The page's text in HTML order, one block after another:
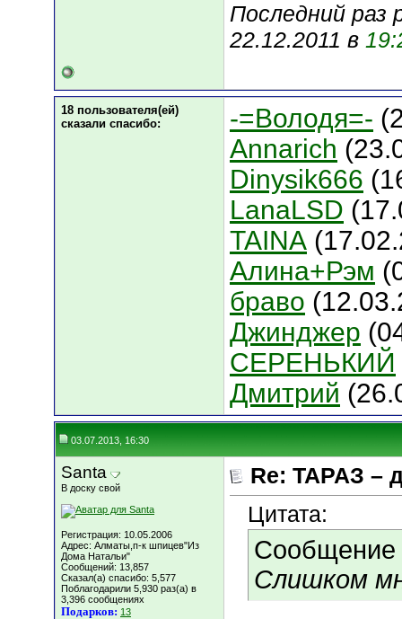
Последний раз
22.12.2011 в
18 пользователя(ей)
сказали cпасибо:
-=Володя=-
Annarich
Dinysik666
LanaLSD
TAINA
Алина+Рэм
браво
Джинджер
СЕРЕНЬКИЙ
Дмитрий
03.07.2013, 16:30
Santa
В доску свой
Регистрация: 10.05.2006
Адрес: Алматы,п-к шпицев"Из
Дома Натальи"
Сообщений: 13,857
Сказал(а) спасибо: 5,577
Поблагодарили 5,930 раз(а) в
3,396 сообщениях
Подарков: 13
Re: ТАРАЗ –
Цитата:
Сообщение
Слишком